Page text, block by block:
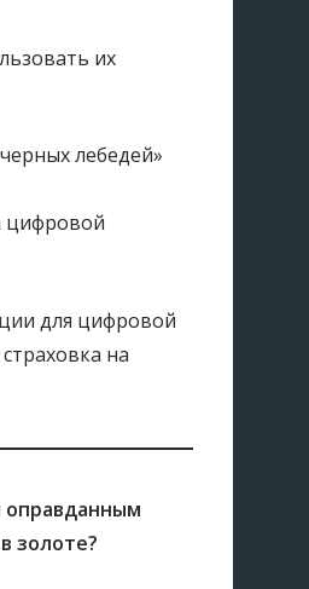
их
лебедей»
цифровой
для цифровой
на
оправданным
золоте?